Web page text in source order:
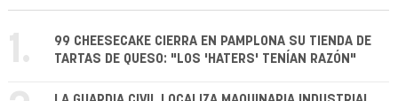
1.
99 CHEESECAKE CIERRA EN PAMPLONA SU TIENDA DE
TARTAS DE QUESO: "LOS 'HATERS' TENÍAN RAZÓN"